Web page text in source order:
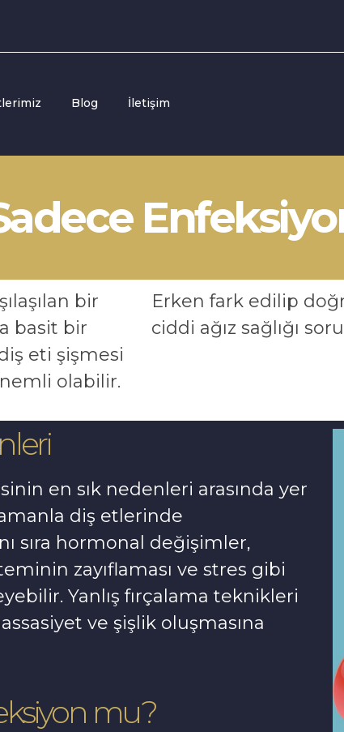
Blog İletişim
bir
basit bir
eti şişmesi
olabilir.
Erken fark edilip
ciddi ağız sağlığı
en sık nedenleri arasında yer
diş etlerinde
sıra hormonal değişimler,
zayıflaması ve stres gibi
Yanlış fırçalama teknikleri
ve şişlik oluşmasına
mu?